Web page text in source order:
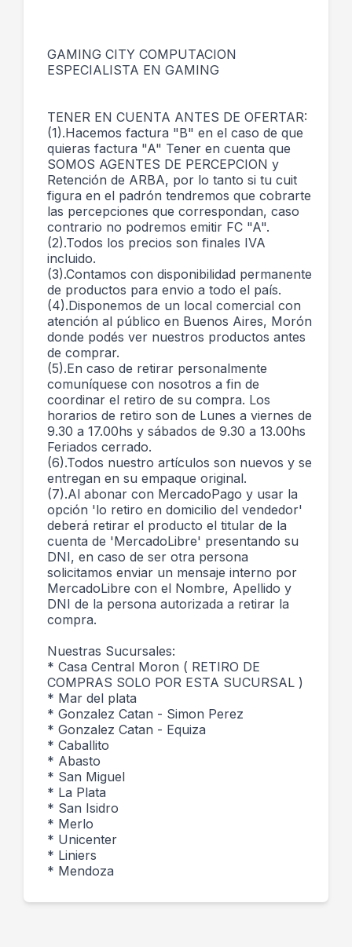
GAMING CITY COMPUTACION
ESPECIALISTA EN GAMING
TENER EN CUENTA ANTES DE OFERTAR:
(1).Hacemos factura "B" en el caso de que
quieras factura "A" Tener en cuenta que
SOMOS AGENTES DE PERCEPCION y
Retención de ARBA, por lo tanto si tu cuit
figura en el padrón tendremos que cobrarte
las percepciones que correspondan, caso
contrario no podremos emitir FC "A".
(2).Todos los precios son finales IVA
incluido.
(3).Contamos con disponibilidad permanente
de productos para envio a todo el país.
(4).Disponemos de un local comercial con
atención al público en Buenos Aires, Morón
donde podés ver nuestros productos antes
de comprar.
(5).En caso de retirar personalmente
comuníquese con nosotros a fin de
coordinar el retiro de su compra. Los
horarios de retiro son de Lunes a viernes de
9.30 a 17.00hs y sábados de 9.30 a 13.00hs
Feriados cerrado.
(6).Todos nuestro artículos son nuevos y se
entregan en su empaque original.
(7).Al abonar con MercadoPago y usar la
opción 'lo retiro en domicilio del vendedor'
deberá retirar el producto el titular de la
cuenta de 'MercadoLibre' presentando su
DNI, en caso de ser otra persona
solicitamos enviar un mensaje interno por
MercadoLibre con el Nombre, Apellido y
DNI de la persona autorizada a retirar la
compra.
Nuestras Sucursales:
* Casa Central Moron ( RETIRO DE
COMPRAS SOLO POR ESTA SUCURSAL )
* Mar del plata
* Gonzalez Catan - Simon Perez
* Gonzalez Catan - Equiza
* Caballito
* Abasto
* San Miguel
* La Plata
* San Isidro
* Merlo
* Unicenter
* Liniers
* Mendoza